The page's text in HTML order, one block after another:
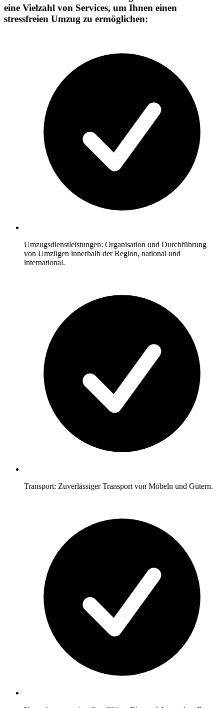
eine Vielzahl von Services, um Ihnen einen
stressfreien Umzug zu ermöglichen:
Umzugsdienstleistungen: Organisation und Durchführung
von Umzügen innerhalb der Region, national und
international.
Transport: Zuverlässiger Transport von Möbeln und Gütern.